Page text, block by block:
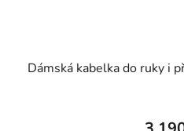
Dámská kabelka do ruky i